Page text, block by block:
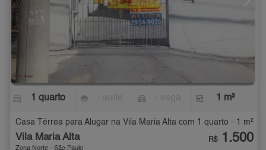
1 quarto 1 m²
Casa Térrea para Alugar na Vila Maria Alta com 1 quarto - 1 m²
Vila Maria Alta
Zona Norte - São Paulo
R$ 1.500